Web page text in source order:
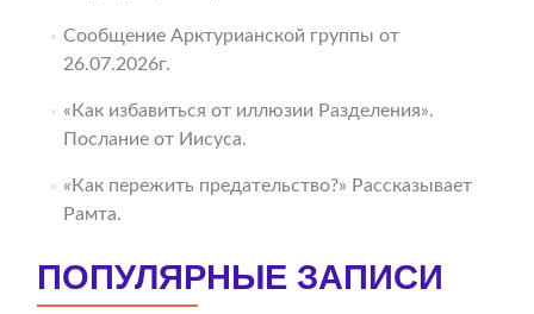
Сообщение Арктурианской группы от
26.07.2026г.
«Как избавиться от иллюзии Разделения».
Послание от Иисуса.
«Как пережить предательство?» Рассказывает
Рамта.
ПОПУЛЯРНЫЕ ЗАПИСИ